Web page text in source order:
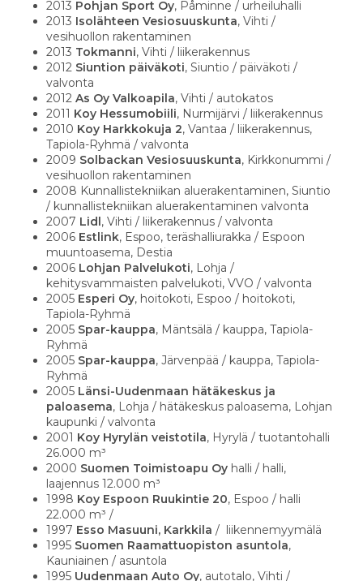
2013 Pohjan Sport Oy, Påminne / urheiluhalli
2013 Isolähteen Vesiosuuskunta, Vihti /
vesihuollon rakentaminen
2013 Tokmanni, Vihti / liikerakennus
2012 Siuntion päiväkoti, Siuntio / päiväkoti /
valvonta
2012As Oy Valkoapila, Vihti / autokatos
2011 Koy Hessumobiili, Nurmijärvi / liikerakennus
2010 Koy Harkkokuja 2, Vantaa / liikerakennus,
Tapiola-Ryhmä / valvonta
2009 Solbackan Vesiosuuskunta, Kirkkonummi /
vesihuollon rakentaminen
2008 Kunnallistekniikan aluerakentaminen, Siuntio
/ kunnallistekniikan aluerakentaminen valvonta
2007 Lidl, Vihti / liikerakennus / valvonta
2006 Estlink, Espoo, teräshalliurakka / Espoon
muuntoasema, Destia
2006 Lohjan Palvelukoti, Lohja /
kehitysvammaisten palvelukoti, VVO / valvonta
2005 Esperi Oy, hoitokoti, Espoo / hoitokoti,
Tapiola-Ryhmä
2005 Spar-kauppa, Mäntsälä / kauppa, Tapiola-
Ryhmä
2005 Spar-kauppa, Järvenpää / kauppa, Tapiola-
Ryhmä
2005 Länsi-Uudenmaan hätäkeskus ja
paloasema, Lohja / hätäkeskus paloasema, Lohjan
kaupunki / valvonta
2001 Koy Hyrylän veistotila, Hyrylä / tuotantohalli
26.000 m³
2000 Suomen Toimistoapu Oy halli / halli,
laajennus 12.000 m³
1998 Koy Espoon Ruukintie 20, Espoo / halli
22.000 m³ /
1997 Esso Masuuni, Karkkila / liikennemyymälä
1995 Suomen Raamattuopiston asuntola,
Kauniainen / asuntola
1995 Uudenmaan Auto Oy, autotalo, Vihti /